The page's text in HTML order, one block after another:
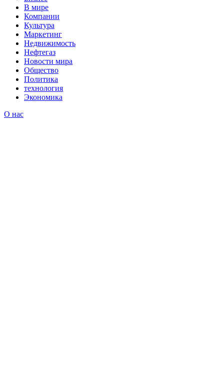
В мире
Компании
Культура
Маркетинг
Недвижимость
Нефтегаз
Новости мира
Общество
Политика
технология
Экономика
О нас